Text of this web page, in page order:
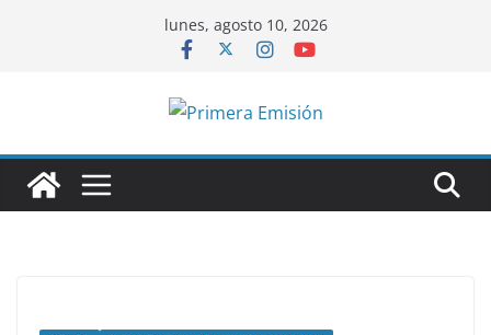
lunes, agosto 10, 2026